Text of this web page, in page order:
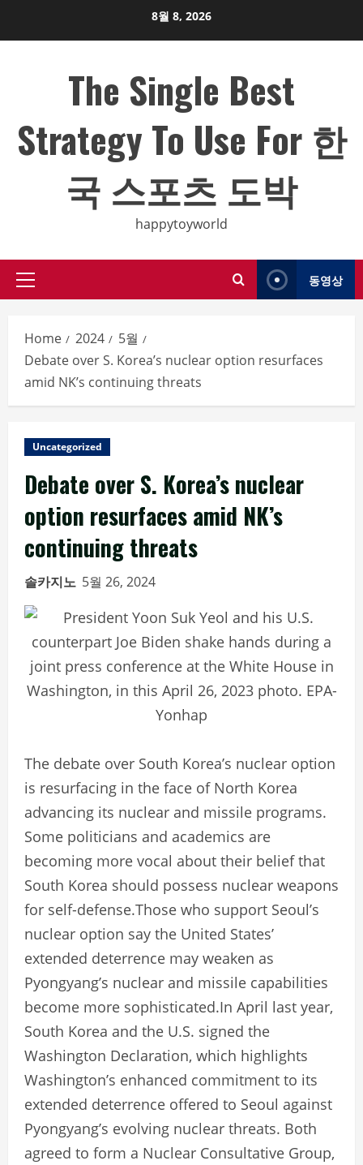
8월 8, 2026
The Single Best
Strategy To Use For 한
국 스포츠 도박
happytoyworld
Primary
동영상
Home 2024
5월
Debate over S. Korea’s nuclear option resurfaces
amid NK’s continuing threats
Uncategorized
Debate over S. Korea’s nuclear
option resurfaces amid NK’s
continuing threats
솔카지노 5월 26, 2024
The debate over South Korea’s nuclear option
is resurfacing in the face of North Korea
advancing its nuclear and missile programs.
Some politicians and academics are
becoming more vocal about their belief that
South Korea should possess nuclear weapons
for self-defense.Those who support Seoul’s
nuclear option say the United States’
extended deterrence may weaken as
Pyongyang’s nuclear and missile capabilities
become more sophisticated.In April last year,
South Korea and the U.S. signed the
Washington Declaration, which highlights
Washington’s enhanced commitment to its
extended deterrence offered to Seoul against
Pyongyang’s evolving nuclear threats. Both
agreed to form a Nuclear Consultative Group,